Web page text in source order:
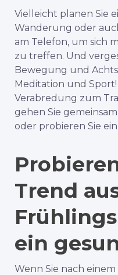
Vielleicht planen Sie
Wanderung oder
am Telefon, um sich
zu treffen. Und
Bewegung und
Meditation und Sport!
Verabredung zum
gehen Sie
oder probieren Sie
Trend
ein
Wenn Sie nach